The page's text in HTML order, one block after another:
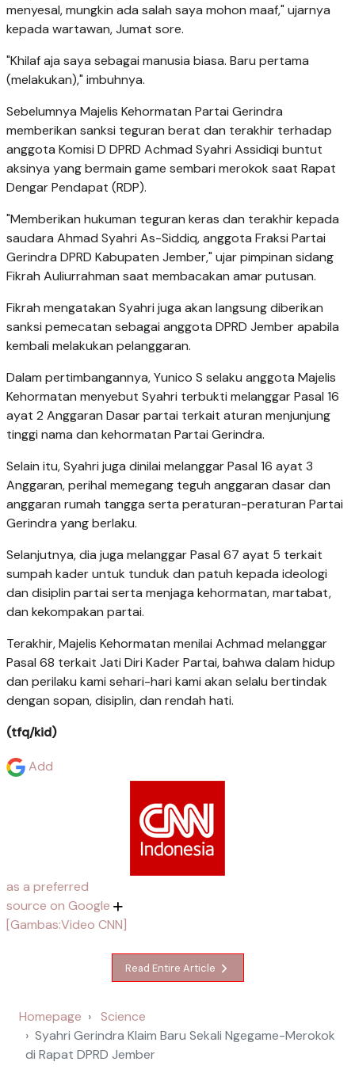
menyesal, mungkin ada salah saya mohon maaf," ujarnya
kepada wartawan, Jumat sore.
"Khilaf aja saya sebagai manusia biasa. Baru pertama
(melakukan)," imbuhnya.
Sebelumnya Majelis Kehormatan Partai Gerindra
memberikan sanksi teguran berat dan terakhir terhadap
anggota Komisi D DPRD Achmad Syahri Assidiqi buntut
aksinya yang bermain game sembari merokok saat Rapat
Dengar Pendapat (RDP).
"Memberikan hukuman teguran keras dan terakhir kepada
saudara Ahmad Syahri As-Siddiq, anggota Fraksi Partai
Gerindra DPRD Kabupaten Jember," ujar pimpinan sidang
Fikrah Auliurrahman saat membacakan amar putusan.
Fikrah mengatakan Syahri juga akan langsung diberikan
sanksi pemecatan sebagai anggota DPRD Jember apabila
kembali melakukan pelanggaran.
Dalam pertimbangannya, Yunico S selaku anggota Majelis
Kehormatan menyebut Syahri terbukti melanggar Pasal 16
ayat 2 Anggaran Dasar partai terkait aturan menjunjung
tinggi nama dan kehormatan Partai Gerindra.
Selain itu, Syahri juga dinilai melanggar Pasal 16 ayat 3
Anggaran, perihal memegang teguh anggaran dasar dan
anggaran rumah tangga serta peraturan-peraturan Partai
Gerindra yang berlaku.
Selanjutnya, dia juga melanggar Pasal 67 ayat 5 terkait
sumpah kader untuk tunduk dan patuh kepada ideologi
dan disiplin partai serta menjaga kehormatan, martabat,
dan kekompakan partai.
Terakhir, Majelis Kehormatan menilai Achmad melanggar
Pasal 68 terkait Jati Diri Kader Partai, bahwa dalam hidup
dan perilaku kami sehari-hari kami akan selalu bertindak
dengan sopan, disiplin, dan rendah hati.
(tfq/kid)
Add
as a preferred
source on Google
[Gambas:Video CNN]
Read Entire Article
Homepage
Science
Syahri Gerindra Klaim Baru Sekali Ngegame-Merokok
di Rapat DPRD Jember